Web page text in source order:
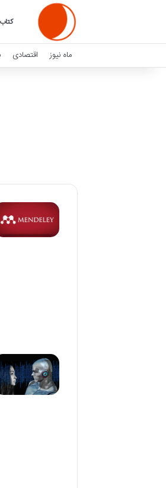
کتاب
ماه نیوز اقتصادی